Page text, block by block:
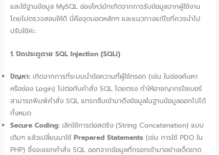
และใช้ฐานข้อมูล MySQL ช่องโหว่มักเกิดจากการรับข้อมูลจากผู้ใช้งาน
โดยไม่ตรวจสอบให้ดี นี่คือจุดบอดหลักๆ และแนวทางแก้ไขที่ควรนำไป
ปรับใช้ค่ะ:
1. ปิดประตูตาย SQL Injection (SQLi)
ปัญหา: เกิดจากการที่ระบบนำข้อความที่ผู้ใช้กรอก (เช่น ในช่องค้นหา
หรือช่อง Login) ไปต่อกับคำสั่ง SQL โดยตรง ทำให้อาชญากรไซเบอร์
สามารถพิมพ์คำสั่ง SQL แทรกซึมเข้ามาดึงข้อมูลในฐานข้อมูลออกไปได้
ทั้งหมด
Secure Coding: เลิกใช้การต่อสตริง (String Concatenation) แบบ
เดิมๆ แล้วเปลี่ยนมาใช้Prepared Statements (เช่น การใช้ PDO ใน
PHP) ซึ่งจะแยกคำสั่ง SQL ออกจากข้อมูลที่กรอกเข้ามาอย่างเด็ดขาด